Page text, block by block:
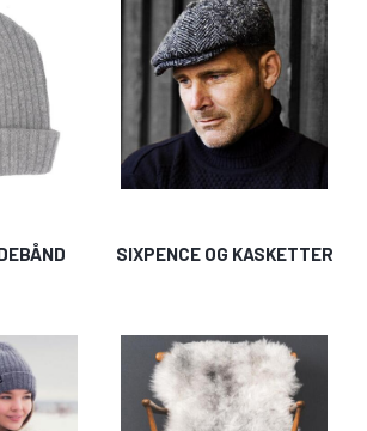
SIXPENCE OG KASKETTER